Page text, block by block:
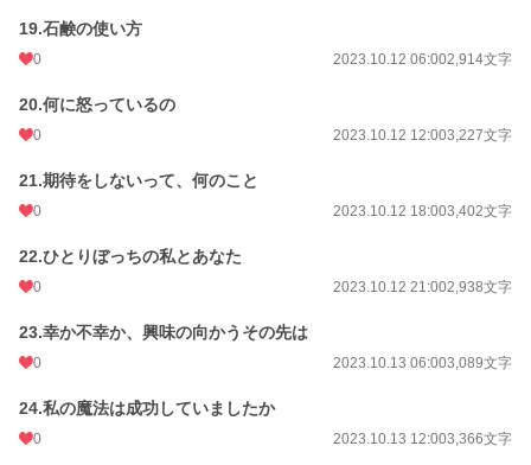
19.石鹸の使い方
0 2023.10.12 06:002,914文字
20.何に怒っているの
0 2023.10.12 12:003,227文字
21.期待をしないって、何のこと
0 2023.10.12 18:003,402文字
22.ひとりぼっちの私とあなた
0 2023.10.12 21:002,938文字
23.幸か不幸か、興味の向かうその先は
0 2023.10.13 06:003,089文字
24.私の魔法は成功していましたか
0 2023.10.13 12:003,366文字